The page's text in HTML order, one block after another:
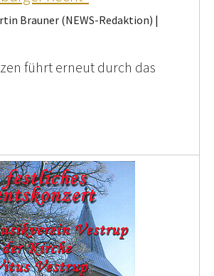
Brauner (NEWS-Redaktion) |
führt erneut durch das